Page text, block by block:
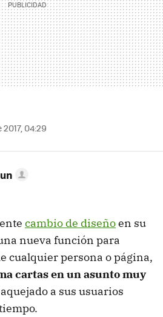
04:29
cambio de diseñoen su
nueva función para
cualquier persona o página,
cartas en un asunto muy
a sus usuarios